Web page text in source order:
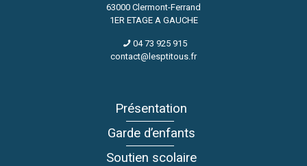
63000 Clermont-Ferrand
1ER ETAGE A GAUCHE
04 73 925 915
contact@lesptitous.fr
Présentation
Garde d’enfants
Soutien scolaire